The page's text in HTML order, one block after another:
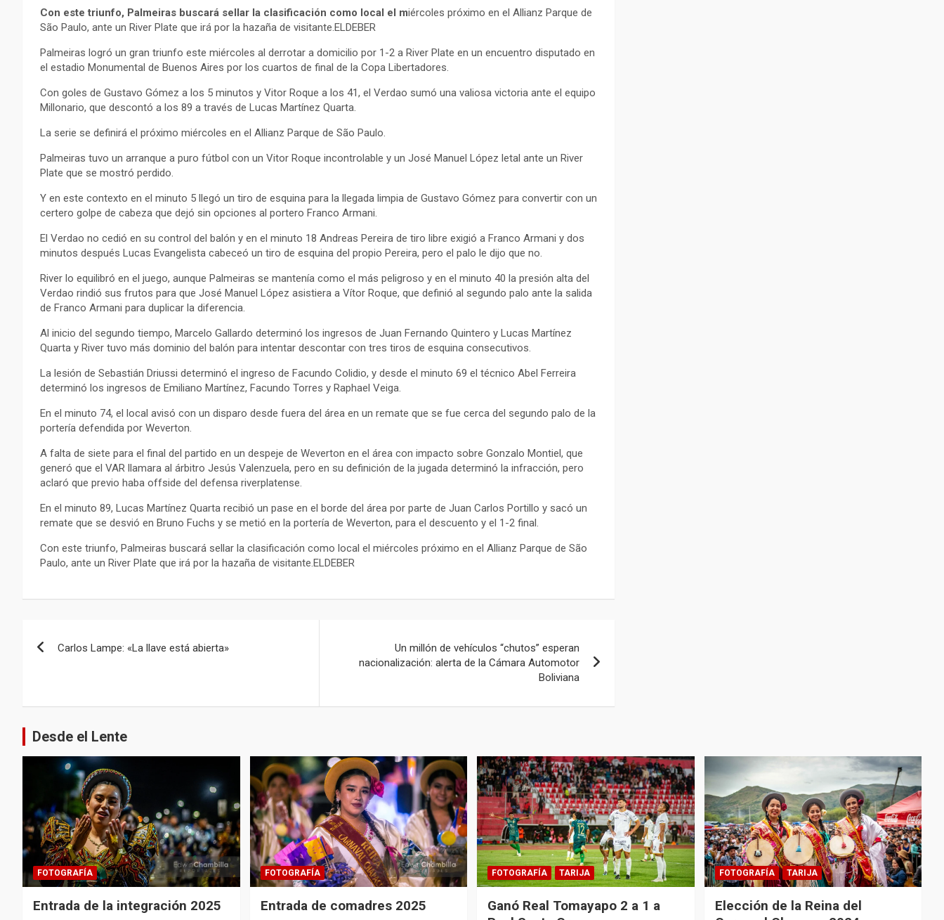
Con este triunfo, Palmeiras buscará sellar la clasificación como local el miércoles próximo en el Allianz Parque de
São Paulo, ante un River Plate que irá por la hazaña de visitante.ELDEBER
Palmeiras logró un gran triunfo este miércoles al derrotar a domicilio por 1-2 a River Plate en un encuentro disputado en
el estadio Monumental de Buenos Aires por los cuartos de final de la Copa Libertadores.
Con goles de Gustavo Gómez a los 5 minutos y Vitor Roque a los 41, el Verdao sumó una valiosa victoria ante el equipo
Millonario, que descontó a los 89 a través de Lucas Martínez Quarta.
La serie se definirá el próximo miércoles en el Allianz Parque de São Paulo.
Palmeiras tuvo un arranque a puro fútbol con un Vitor Roque incontrolable y un José Manuel López letal ante un River
Plate que se mostró perdido.
Y en este contexto en el minuto 5 llegó un tiro de esquina para la llegada limpia de Gustavo Gómez para convertir con un
certero golpe de cabeza que dejó sin opciones al portero Franco Armani.
El Verdao no cedió en su control del balón y en el minuto 18 Andreas Pereira de tiro libre exigió a Franco Armani y dos
minutos después Lucas Evangelista cabeceó un tiro de esquina del propio Pereira, pero el palo le dijo que no.
River lo equilibró en el juego, aunque Palmeiras se mantenía como el más peligroso y en el minuto 40 la presión alta del
Verdao rindió sus frutos para que José Manuel López asistiera a Vítor Roque, que definió al segundo palo ante la salida
de Franco Armani para duplicar la diferencia.
Al inicio del segundo tiempo, Marcelo Gallardo determinó los ingresos de Juan Fernando Quintero y Lucas Martínez
Quarta y River tuvo más dominio del balón para intentar descontar con tres tiros de esquina consecutivos.
La lesión de Sebastián Driussi determinó el ingreso de Facundo Colidio, y desde el minuto 69 el técnico Abel Ferreira
determinó los ingresos de Emiliano Martínez, Facundo Torres y Raphael Veiga.
En el minuto 74, el local avisó con un disparo desde fuera del área en un remate que se fue cerca del segundo palo de la
portería defendida por Weverton.
A falta de siete para el final del partido en un despeje de Weverton en el área con impacto sobre Gonzalo Montiel, que
generó que el VAR llamara al árbitro Jesús Valenzuela, pero en su definición de la jugada determinó la infracción, pero
aclaró que previo haba offside del defensa riverplatense.
En el minuto 89, Lucas Martínez Quarta recibió un pase en el borde del área por parte de Juan Carlos Portillo y sacó un
remate que se desvió en Bruno Fuchs y se metió en la portería de Weverton, para el descuento y el 1-2 final.
Con este triunfo, Palmeiras buscará sellar la clasificación como local el miércoles próximo en el Allianz Parque de São
Paulo, ante un River Plate que irá por la hazaña de visitante.ELDEBER
Carlos Lampe: «La llave está abierta»
Un millón de vehículos “chutos” esperan
nacionalización: alerta de la Cámara Automotor
Boliviana
Desde el Lente
FOTOGRAFÍA
Entrada de la integración 2025
FOTOGRAFÍA
Entrada de comadres 2025
FOTOGRAFÍA TARIJA
Ganó Real Tomayapo 2 a 1 a
FOTOGRAFÍA TARIJA
Elección de la Reina del